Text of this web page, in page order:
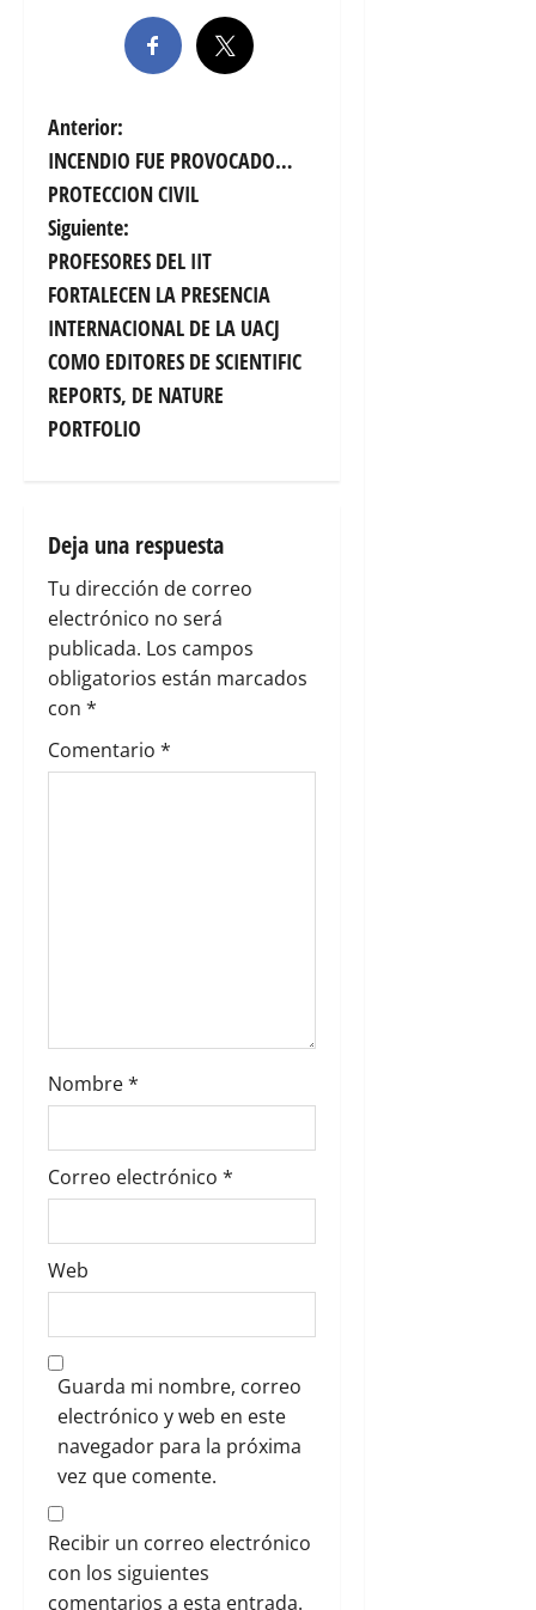
N
a
v
e
g
a
c
ó
n
d
e
e
n
a
s
Anterior:
INCENDIO FUE PROVOCADO…
PROTECCION CIVIL
Siguiente:
PROFESORES DEL IIT
FORTALECEN LA PRESENCIA
INTERNACIONAL DE LA UACJ
COMO EDITORES DE SCIENTIFIC
REPORTS, DE NATURE
PORTFOLIO
Deja una respuesta
Tu dirección de correo
electrónico no será
publicada. Los campos
obligatorios están marcados
con *
Comentario *
Nombre*
Correo electrónico *
Web
Guarda mi nombre, correo
electrónico y web en este
navegador para la próxima
vez que comente.
Recibir un correo electrónico
con los siguientes
comentarios a esta entrada.